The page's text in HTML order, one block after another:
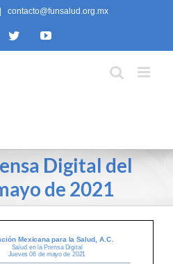
contacto@funsalud.org.mx
TwitterYouTube
Digital del
de 2021